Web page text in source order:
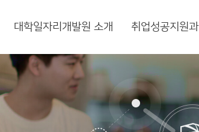
대학일자리개발원 소개 취업성공지원과